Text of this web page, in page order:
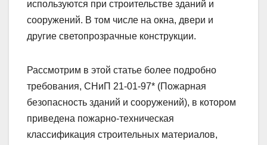
используются при строительстве зданий и
сооружений. В том числе на окна, двери и
другие светопрозрачные конструкции.
Рассмотрим в этой статье более подробно
требования, СНиП 21-01-97* (Пожарная
безопасность зданий и сооружений), в котором
приведена пожарно-техническая
классификация строительных материалов,